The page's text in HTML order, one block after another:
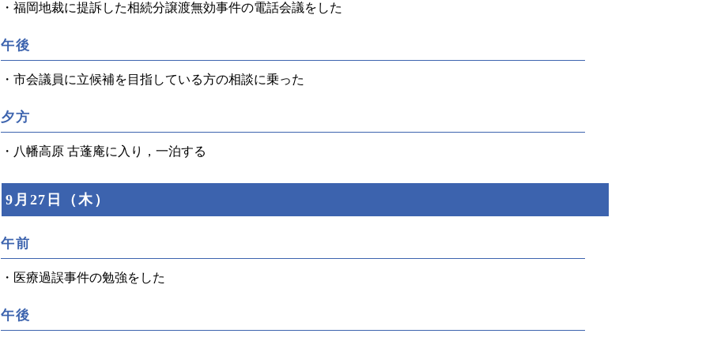
・福岡地裁に提訴した相続分譲渡無効事件の電話会議をした
午後
・市会議員に立候補を目指している方の相談に乗った
夕方
・八幡高原 古蓬庵に入り，一泊する
9月27日（木）
午前
・医療過誤事件の勉強をした
午後